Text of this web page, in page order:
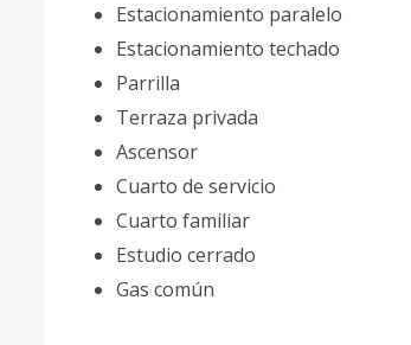
Estacionamiento paralelo
Estacionamiento techado
Parrilla
Terraza privada
Ascensor
Cuarto de servicio
Cuarto familiar
Estudio cerrado
Gas común